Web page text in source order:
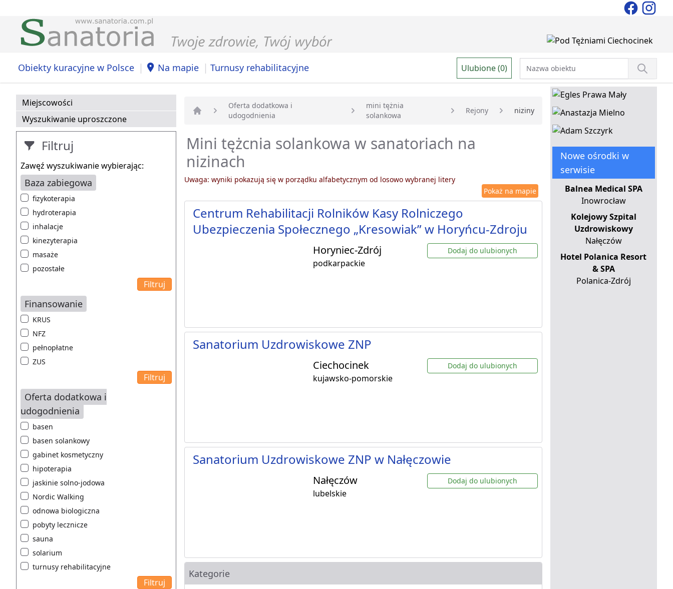
Obiekty kuracyjne w Polsce | Na mapie | Turnusy rehabilitacyjne Ulubione (0)
Miejscowości
Wyszukiwanie uproszczone
Filtruj
Zawęź wyszukiwanie wybierając:
Baza zabiegowa
fizykoterapia
hydroterapia
inhalacje
kinezyterapia
masaże
pozostałe
Finansowanie
KRUS
NFZ
pełnopłatne
ZUS
Oferta dodatkowa i
udogodnienia
basen
basen solankowy
gabinet kosmetyczny
hipoterapia
jaskinie solno-jodowa
Nordic Walking
odnowa biologiczna
pobyty lecznicze
sauna
solarium
turnusy rehabilitacyjne
Strona główna
Oferta dodatkowa i
udogodnienia
mini tężnia
solankowa
Rejony niziny
Mini tężcnia solankowa w sanatoriach na
nizinach
Uwaga: wyniki pokazują się w porządku alfabetycznym od losowo wybranej litery
Pokaż na mapie
Centrum Rehabilitacji Rolników Kasy Rolniczego
Ubezpieczenia Społecznego „Kresowiak” w Horyńcu-Zdroju
Horyniec-Zdrój
podkarpackie
Dodaj do ulubionych
Sanatorium Uzdrowiskowe ZNP
Ciechocinek
kujawsko-pomorskie
Dodaj do ulubionych
Sanatorium Uzdrowiskowe ZNP w Nałęczowie
Nałęczów
lubelskie
Dodaj do ulubionych
Kategorie
Nowe ośrodki w
serwisie
Balnea Medical SPA
Inowrocław
Kolejowy Szpital
Uzdrowiskowy
Nałęczów
Hotel Polanica Resort
& SPA
Polanica-Zdrój